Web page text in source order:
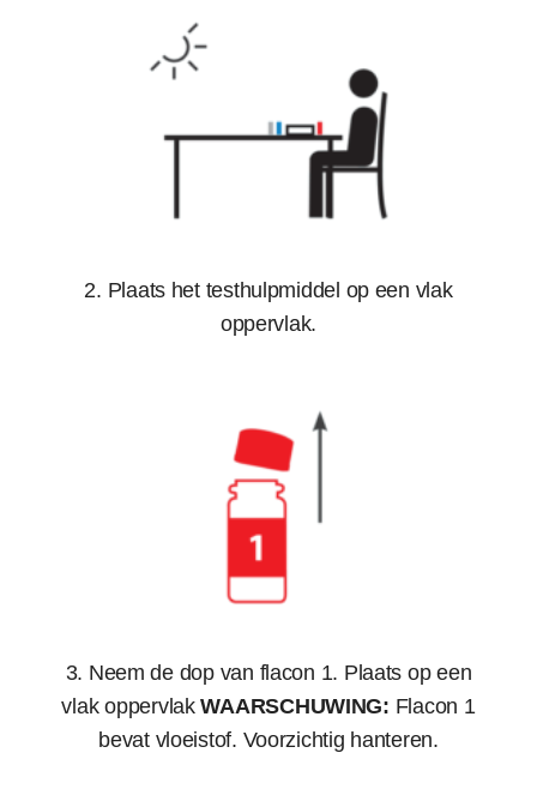
2. Plaats het testhulpmiddel op een vlak
oppervlak.
3. Neem de dop van flacon 1. Plaats op een
vlak oppervlakWAARSCHUWING: Flacon 1
bevat vloeistof. Voorzichtig hanteren.